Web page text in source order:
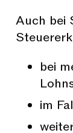
Auch bei
bei
im